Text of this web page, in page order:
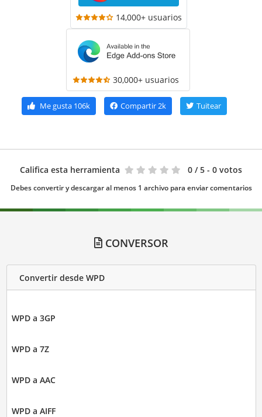
14,000+ usuarios
30,000+ usuarios
Me gusta106k Compartir2k Tuitear
Califica esta herramienta 0 / 5 - 0 votos
Debes convertir y descargar al menos 1 archivo para enviar comentarios
CONVERSOR
Convertir desde WPD
WPD a 3GP
WPD a 7Z
WPD a AAC
WPD a AIFF